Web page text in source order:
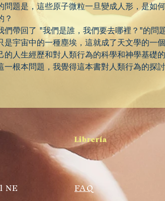
問題是，這些原子微粒一旦變成人形，是如
？
們帶回了 "我們是誰，我們要去哪裡？"的問
是宇宙中的一種塵埃，這就成了天文學的一
的人生經歷和對人類行為的科學和神學基礎
一根本問題，我覺得這本書對人類行為的探
Librería
NE
FAQ